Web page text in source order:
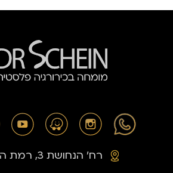
רח׳ הנחושת 3, רמת החייל, ת״א